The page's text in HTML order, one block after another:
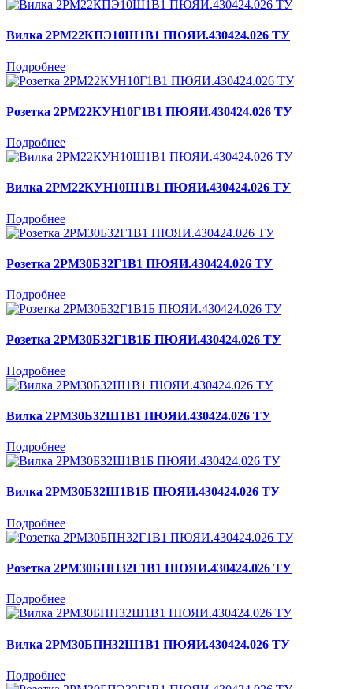
Вилка 2РМ22КПЭ10Ш1В1 ПЮЯИ.430424.026 ТУ
Подробнее
Розетка 2РМ22КУН10Г1В1 ПЮЯИ.430424.026 ТУ
Подробнее
Вилка 2РМ22КУН10Ш1В1 ПЮЯИ.430424.026 ТУ
Подробнее
Розетка 2РМ30Б32Г1В1 ПЮЯИ.430424.026 ТУ
Подробнее
Розетка 2РМ30Б32Г1В1Б ПЮЯИ.430424.026 ТУ
Подробнее
Вилка 2РМ30Б32Ш1В1 ПЮЯИ.430424.026 ТУ
Подробнее
Вилка 2РМ30Б32Ш1В1Б ПЮЯИ.430424.026 ТУ
Подробнее
Розетка 2РМ30БПН32Г1В1 ПЮЯИ.430424.026 ТУ
Подробнее
Вилка 2РМ30БПН32Ш1В1 ПЮЯИ.430424.026 ТУ
Подробнее